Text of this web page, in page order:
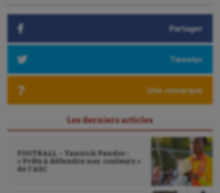
Partager
Tweeter
Une remarque
Les derniers articles
FOOTBALL – Yannick Pandor :
« Prêts à défendre nos couleurs »
de l’ASC